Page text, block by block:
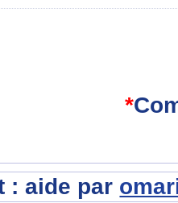
*
: aide par